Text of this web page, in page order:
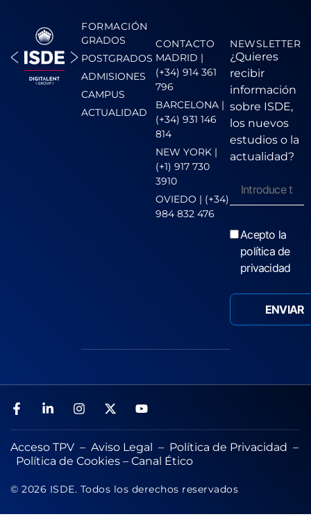
FORMACIÓN
GRADOS
POSTGRADOS
ADMISIONES
CAMPUS
ACTUALIDAD
CONTACTO
MADRID |
(+34) 914 361
796
BARCELONA |
(+34) 931 146
814
NEW YORK |
(+1) 917 730
3910
OVIEDO | (+34)
984 832 476
NEWSLETTER
¿Quieres
recibir
información
sobre ISDE,
los nuevos
estudios o la
actualidad?
Acepto la
política de
privacidad
Acceso TPV – Aviso Legal – Política de Privacidad –
Política de Cookies – Canal Ético
© 2026 ISDE. Todos los derechos reservados